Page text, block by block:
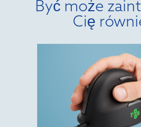
Być może
Cię